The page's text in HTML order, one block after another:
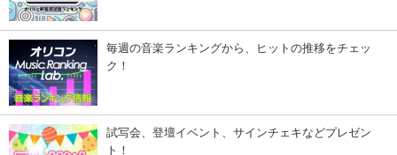
毎週の音楽ランキングから、ヒットの推移をチェッ
ク！
試写会、登壇イベント、サインチェキなどプレゼン
ト！